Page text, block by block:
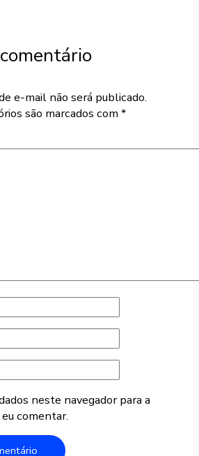
e-mail não será publicado.
são marcados com*
neste navegador para a
comentar.